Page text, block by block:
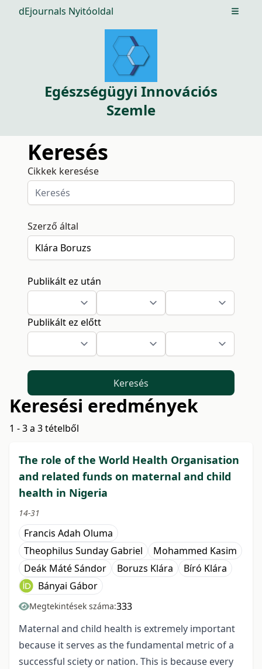
dEjournals Nyitóoldal Open
Egészségügyi Innovációs
Szemle
Keresés
Cikkek keresése
Szerző által
Publikált ez után
Publikált ez előtt
Keresés
Keresési eredmények
1 - 3 a 3 tételből
The role of the World Health Organisation
and related funds on maternal and child
health in Nigeria
14-31
Francis Adah Oluma
Theophilus Sunday Gabriel
Mohammed Kasim
Deák Máté Sándor
Boruzs Klára
Bíró Klára
Bányai Gábor
Megtekintések száma:333
Maternal and child health is extremely important
because it serves as the fundamental metric of a
successful sciety or nation. This is because every